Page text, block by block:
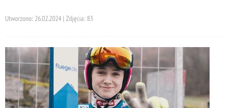
Utworzono: 26.02.2024 | Zdjęcia: 83